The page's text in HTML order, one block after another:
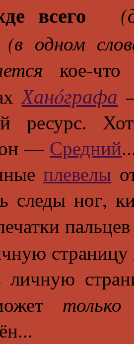
всего
(в одном
кое-что
Ханóграфа
ресурс.
он — Средний
плевелы
следы ног,
личную